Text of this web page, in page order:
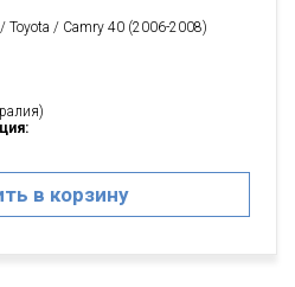
/ Camry 40 (2006-2008)
в корзину